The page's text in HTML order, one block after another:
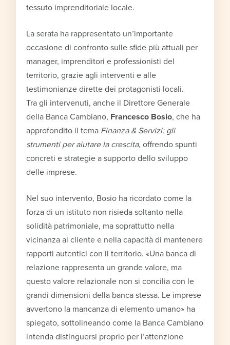
tessuto imprenditoriale locale.
La serata ha rappresentato un’importante
occasione di confronto sulle sfide più attuali per
manager, imprenditori e professionisti del
territorio, grazie agli interventi e alle
testimonianze dirette dei protagonisti locali.
Tra gli intervenuti, anche il Direttore Generale
della Banca Cambiano, Francesco Bosio, che ha
approfondito il tema Finanza & Servizi: gli
strumenti per aiutare la crescita, offrendo spunti
concreti e strategie a supporto dello sviluppo
delle imprese.
Nel suo intervento, Bosio ha ricordato come la
forza di un istituto non risieda soltanto nella
solidità patrimoniale, ma soprattutto nella
vicinanza al cliente e nella capacità di mantenere
rapporti autentici con il territorio. «Una banca di
relazione rappresenta un grande valore, ma
questo valore relazionale non si concilia con le
grandi dimensioni della banca stessa. Le imprese
avvertono la mancanza di elemento umano» ha
spiegato, sottolineando come la Banca Cambiano
intenda distinguersi proprio per l’attenzione